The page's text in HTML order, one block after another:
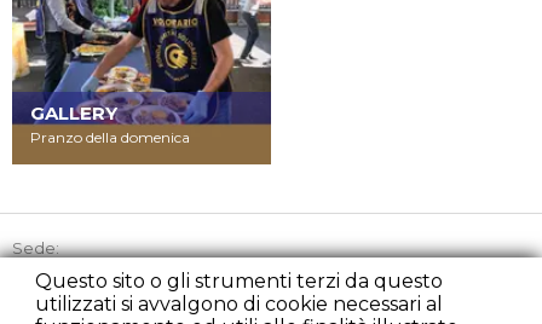
Questo sito o gli strumenti terzi da questo
utilizzati si avvalgono di cookie necessari al
GALLERY
Pranzo della domenica
Sede:
Via Picozzi 21, 20131 Milano
Tel:+39 02 45863842